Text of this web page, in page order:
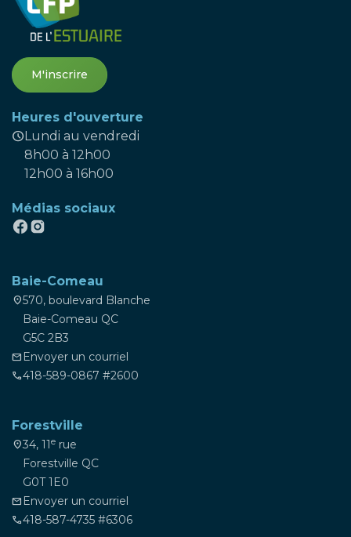
M'inscrire
Heures d'ouverture
scheduleLundi au vendredi
8h00 à 12h00
12h00 à 16h00
Médias sociaux
Baie-Comeau
location_on570, boulevard Blanche
Baie-Comeau QC
G5C 2B3
mail Envoyer un courriel
phone418-589-0867 #2600
Forestville
location_on34, 11 e rue
Forestville QC
G0T 1E0
mail Envoyer un courriel
phone418-587-4735 #6306